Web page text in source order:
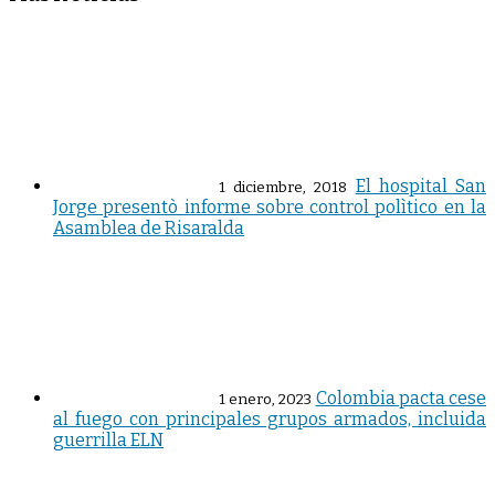
1 diciembre, 2018 El hospital San
Jorge presentò informe sobre control polìtico en la
Asamblea de Risaralda
1 enero, 2023 Colombia pacta cese
al fuego con principales grupos armados, incluida
guerrilla ELN